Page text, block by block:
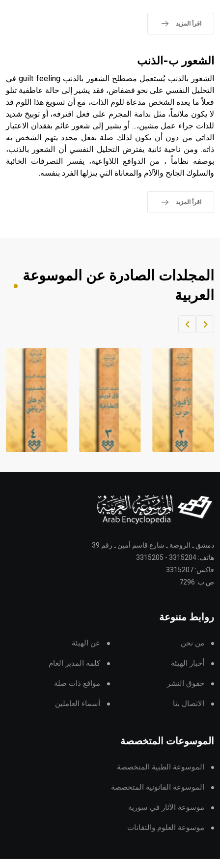
اقرأ المزيد
الشعور ب-الذنب
الشعور بالذنب يُستعمل مصطلح الشعور بالذنب guilt feeling في
التحليل النفسي على نحو فضفاض، فقد يشير إلى حالة عاطفية تتلو
فعلاً ما يعده الشخص مدعاة للوم الذات، مع أن تسويغ هذا اللوم قد
لا يكون ملائماً، مثل ندامة المجرم على فعل اقترفه، أو توبيخ شديد
للذات جراء عمل مشين،... أو يشير إلى شعور عائم بفقدان الاعتبار
الذاتي من دون أن يكون لذلك صلة بفعل محدد يتهم الشخص به
ذاته. ومن ناحية ثانية يفترض التحليل النفسي أن الشعور بالذنب،
بوصفه نظاماً ، من الدوافع اللاواعية، يفسر التصرفات الخائبة
والسلوك الجانح والآلام والمعاناة التي ينزلها الفرد بنفسه.
اقرأ المزيد
المجلدات الصادرة عن الموسوعة
العربية
دمشق ـ الروضة ـ شارع قاسم أمين ـ رقم 39
هاتف: 3315204 - 3315205
فاكس: 3315207
ص.ب: 7296
روابط متنوعة
من نحن عن الهيئة
أخبار الهيئة كلمة المدير العام
حقوق النشر مواقع ذات صلة
الاتصال بنا أسماء العاملين
الموسوعات المتخصصة
الموسوعة الطبية المتخصصة
الموسوعة القانونية المتخصصة
موسوعة الآثار في سورية
موسوعة العلوم والتقانات